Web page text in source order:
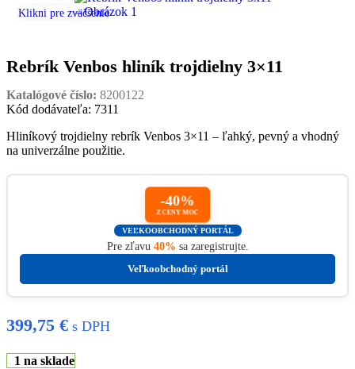
Klikni pre zväčšenie
Rebrík Venbos hliník trojdielny 3×11
Katalógové číslo: 8200122
Kód dodávateľa: 7311
Hliníkový trojdielny rebrík Venbos 3×11 – ľahký, pevný a vhodný
na univerzálne použitie.
-40%
Z CENY MOC
VEĽKOOBCHODNÝ PORTÁL
Pre zľavu 40% sa zaregistrujte.
Veľkoobchodný portál
399,75 € s DPH
1 na sklade